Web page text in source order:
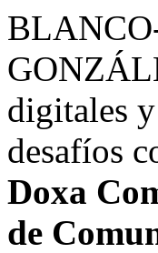
digitales
desafíos
Doxa
de